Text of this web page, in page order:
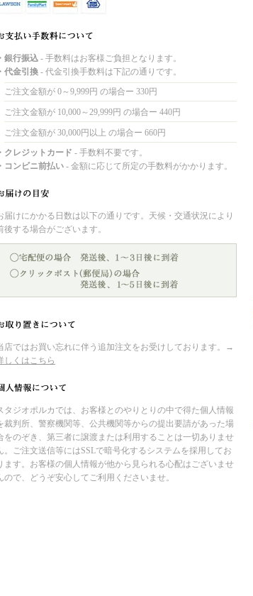
銀行振込 - 手数料はお客様ご負担となります。
代金引換 - 代金引換手数料は下記の通りです。
ご注文金額が 0～9,999円 の場合ー 330円
ご注文金額が 10,000～29,999円 の場合ー 440円
ご注文金額が 30,000円以上 の場合ー 660円
クレジットカード - 手数料不要です。
コンビニ前払い - 金額に応じて所定の手数料がかかります。
届けにかかる日数は以下の通りです。天候・交通状況により
後する場合がございます。
店ではお買い忘れに伴う追加注文をお受けしております。→
しくはこちら
タジオポルカでは、お客様とのやりとりの中で得た個人情報
裁判所、警察機関等、公共機関等からの提出要請があった場
をのぞき、第三者に譲渡または利用することは一切ありませ
。ご注文送信等にはSSLで暗号化するシステムを採用してお
ます。お客様の個人情報が他から見られる心配はございませ
ので、どうぞ安心してご利用くださいませ。